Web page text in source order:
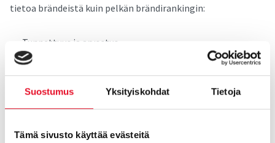
Suostumus Yksityiskohdat Tietoja
Tämä sivusto käyttää evästeitä
tietoa brändeistä kuin pelkän brändirankingin:
Tunnettuus ja arvostus
Käyttö
Suosittelu (NPS)
Hintataso/vastine rahalle
Rahankäytön kehitys tuoteryhmän osalta